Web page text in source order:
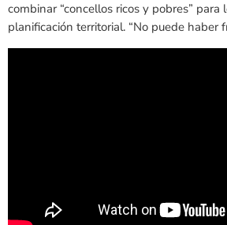
combinar “concellos ricos y pobres” para
planificación territorial. “No puede haber